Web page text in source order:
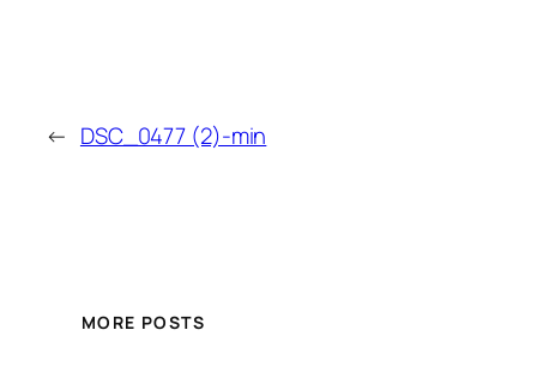
← DSC_0477 (2)-min
MORE POSTS